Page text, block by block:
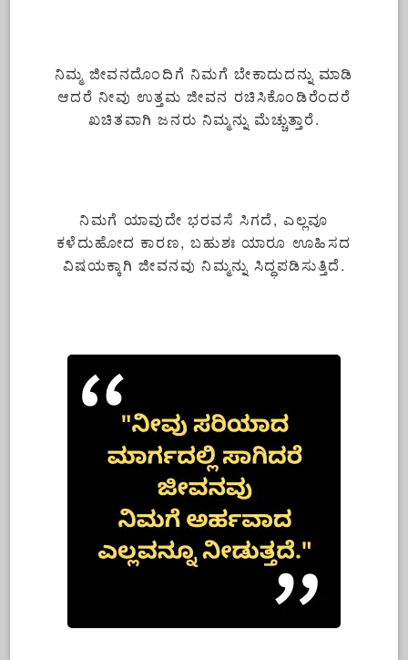
ನಿಮ್ಮ ಜೀವನದೊಂದಿಗೆ ನಿಮಗೆ ಬೇಕಾದುದನ್ನು ಮಾಡಿ
ಆದರೆ ನೀವು ಉತ್ತಮ ಜೀವನ ರಚಿಸಿಕೊಂಡಿರೆಂದರೆ
ಖಚಿತವಾಗಿ ಜನರು ನಿಮ್ಮನ್ನು ಮೆಚ್ಚುತ್ತಾರೆ.
ನಿಮಗೆ ಯಾವುದೇ ಭರವಸೆ ಸಿಗದೆ, ಎಲ್ಲವೂ
ಕಳೆದುಹೋದ ಕಾರಣ, ಬಹುಶಃ ಯಾರೂ ಊಹಿಸದ
ವಿಷಯಕ್ಕಾಗಿ ಜೀವನವು ನಿಮ್ಮನ್ನು ಸಿದ್ಧಪಡಿಸುತ್ತಿದೆ.